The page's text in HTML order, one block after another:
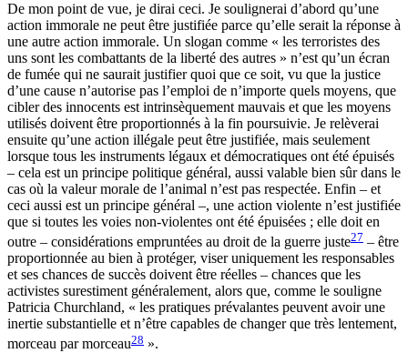
De mon point de vue, je dirai ceci. Je soulignerai d’abord qu’une
action immorale ne peut être justifiée parce qu’elle serait la réponse à
une autre action immorale. Un slogan comme « les terroristes des
uns sont les combattants de la liberté des autres » n’est qu’un écran
de fumée qui ne saurait justifier quoi que ce soit, vu que la justice
d’une cause n’autorise pas l’emploi de n’importe quels moyens, que
cibler des innocents est intrinsèquement mauvais et que les moyens
utilisés doivent être proportionnés à la fin poursuivie. Je relèverai
ensuite qu’une action illégale peut être justifiée, mais seulement
lorsque tous les instruments légaux et démocratiques ont été épuisés
– cela est un principe politique général, aussi valable bien sûr dans le
cas où la valeur morale de l’animal n’est pas respectée. Enfin – et
ceci aussi est un principe général –, une action violente n’est justifiée
que si toutes les voies non-violentes ont été épuisées ; elle doit en
outre – considérations empruntées au droit de la guerre juste27 – être
proportionnée au bien à protéger, viser uniquement les responsables
et ses chances de succès doivent être réelles – chances que les
activistes surestiment généralement, alors que, comme le souligne
Patricia Churchland, « les pratiques prévalantes peuvent avoir une
inertie substantielle et n’être capables de changer que très lentement,
morceau par morceau28 ».